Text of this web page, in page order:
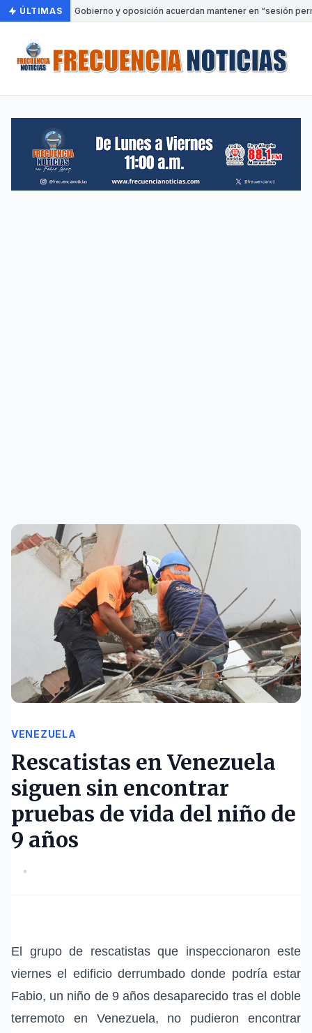
ÚLTIMAS• Gobierno y oposición acuerdan mantener en “sesión
VENEZUELA
Rescatistas en Venezuela
siguen sin encontrar
pruebas de vida del niño de
9 años
•
El grupo de rescatistas que inspeccionaron este
viernes el edificio derrumbado donde podría estar
Fabio, un niño de 9 años desaparecido tras el doble
terremoto en Venezuela, no pudieron encontrar